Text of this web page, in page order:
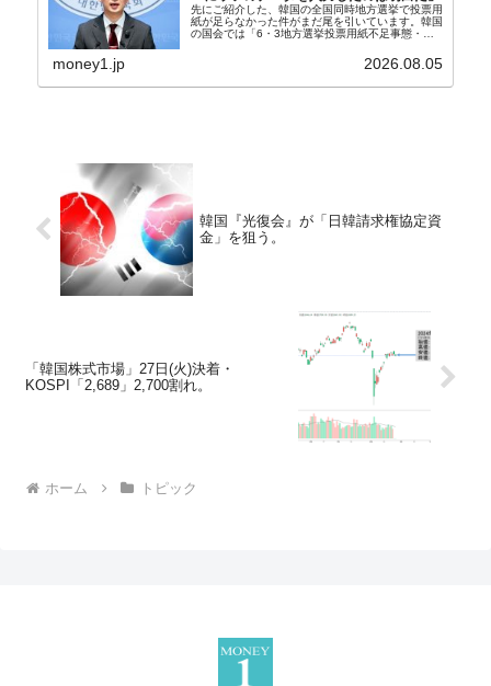
先にご紹介した、韓国の全国同時地方選挙で投票用
紙が足らなかった件がまだ尾を引いています。韓国
の国会では「6・3地方選挙投票用紙不足事態・国
す。『国民の力』の朱晋佑（チュ・ジヌ）議員はそ
money1.jp 2026.08.05
韓国『光復会』が「日韓請求権協定資
金」を狙う。
「韓国株式市場」27日(火)決着・
KOSPI「2,689」2,700割れ。
ホーム トピック